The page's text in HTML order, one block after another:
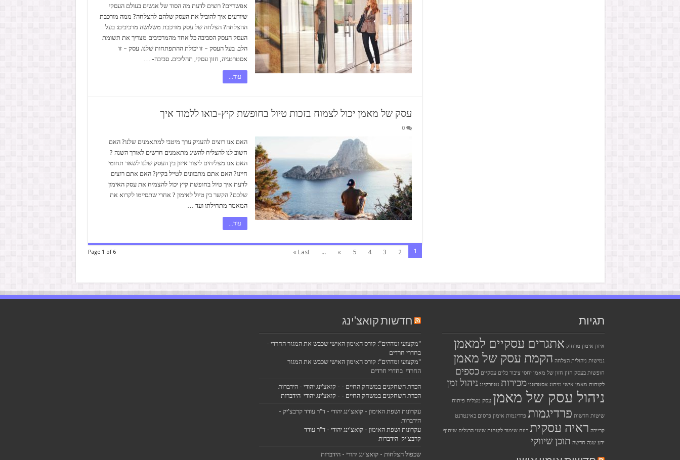
אפשריים? רוצים לדעת מה הסוד של אנשים בעולם העסקי
שיודעים איך להוביל את העסק שלהם להצלחה? ממה מורכבת
ההצלחה? הצלחה של עסק מורכבת משלושה מרכיבים: בעל
העסק העסק הסביבה כל אחד מהמרכיבים מצריך את תשומת
הלב. בעל העסק – זו יכולת ההתפתחות שלנו. עסק – זו
אסטרטגיה, חזון עסקי, תהליכים. סביבה- …
עוד...
עסק של מאמן יכול לצמוח בזכות טיול בחופשת קיץ-בואו ללמוד איך
0
האם אנו רוצים להעניק ערך מיטבי למתאמנים שלנו? האם
חשוב לנו להצליח להשיג מתאמנים חדשים לאורך השנה ?
האם אנו מצליחים ליצור איזון בין העסק שלנו לשאר תחומי
חיינו? האם אתם מתכוונים לטייל בקיץ? האם אתם רוצים
לדעת איך טיול בחופשת קיץ יכול להצמיח את עסק האימון
שלכם? הקשר בין טיול לאימון ? אחרי שתסיימו לקרוא את
המאמר מתחילתו ועד …
עוד...
Page 1 of 6 1
2
3
4
5
»
...
Last »
תגיות
איזון אימון מרחוק אתגרים עסקיים למאמן
גמישות ניהולית הצלחה הקמת עסק של מאמן
חופשות בעסק חזון חזון של מאמן יחסי ציבור כלים עסקיים כספים
לקוחות מאמן אישי מיתוג אסטרטגי מכירות נטוורקינג ניהול זמן
ניהול עסק של מאמן עסק מצליח פיתוח
שיטות חדשות פרדיגמות פרדיגמות אימון פרסום באינטרנט
קריירה ראיה עסקית רווח שימור לקוחות שינוי הרגלים שיתוף
ידע שנה חדשה תוכן שיווקי
חדשות קואצ'ינג
"מקצועי ומדהים": קורס האימון האישי שכבש את המגזר החרדי -
בחדרי חרדים
"מקצועי ומדהים": קורס האימון האישי שכבש את המגזר
החרדי בחדרי חרדים
הכרת השחקנים במשחק החיים - - קואצ'ינג יהודי - הידברות
הכרת השחקנים במשחק החיים - - קואצ'ינג יהודי הידברות
עקרונות ושפת האימון - קואצ'ינג יהודי - ד"ר עודד קרבצ'יק -
הידברות
עקרונות ושפת האימון - קואצ'ינג יהודי - ד"ר עודד
קרבצ'יק הידברות
שכפול הצלחות - קואצ'ינג יהודי - הידברות